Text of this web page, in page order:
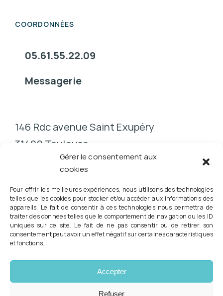
Gérer le consentement aux
cookies
Pour offrir les meilleures expériences, nous utilisons des technologies
telles que les cookies pour stocker et/ou accéder aux informations des
appareils. Le fait de consentir à ces technologies nous permettra de
traiter des données telles que le comportement de navigation ou les ID
uniques sur ce site. Le fait de ne pas consentir ou de retirer son
consentement peut avoir un effet négatif sur certaines caractéristiques
et fonctions.
Accepter
Refuser
COORDONNÉES
05.61.55.22.09
Messagerie
146 Rdc avenue Saint Exupéry
31400 Toulouse
Conformément à la Loi RIST n° 2023-379 du 19 mai 2023,
vous pouvez consulter directement votre podologue pour la
prescription d'orthèses plantaires et l'évaluation du risque
© Copyright 2026 Tous droits réservés - Podologue -
Politique de confidentialité